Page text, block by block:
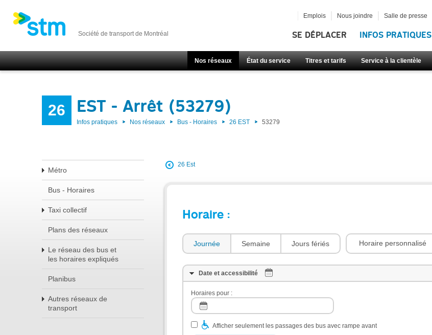
Société de transport de Montréal SE DÉPLACER INFOS PRATIQUES
Nos réseaux État du service Titres et tarifs Service à la clientèle
Emplois Nous joindre Salle de presse
26 EST - Arrêt (53279)
Infos pratiques Nos réseaux Bus - Horaires 26 EST 53279
Métro
Bus - Horaires
Taxi collectif
Plans des réseaux
Le réseau des bus et
les horaires expliqués
Planibus
Autres réseaux de
transport
26 Est
Horaire :
Journée Semaine Jours fériés Horaire personnalisé
Date et accessibilité
Horaires pour :
Afficher seulement les passages des bus avec rampe avant